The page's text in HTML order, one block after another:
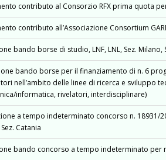
contributo al Consorzio RFX prima quota
contributo all’Associazione Consortium
bando borse di studio, LNF, LNL, Sez. Milano,
bando borse per il finanziamento di n. 6
nell’ambito delle linee di ricerca e sviluppo
informatica, rivelatori, interdisciplinare)
a tempo indeterminato concorso n. 18931/
Catania
bando concorso a tempo indeterminato per